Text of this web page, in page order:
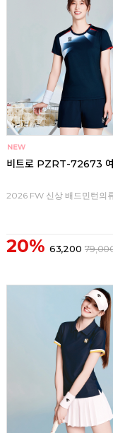
비트로 PZRT-72673
2026 FW 신상 배드민턴의
20% 63,200